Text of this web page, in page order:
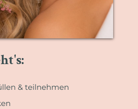
& teilnehmen